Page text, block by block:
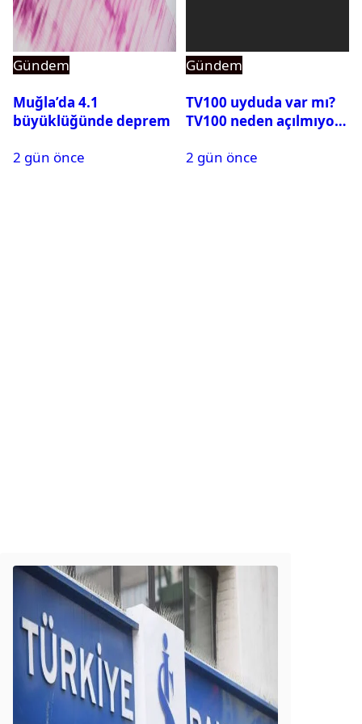
Gündem
Muğla’da 4.1
büyüklüğünde deprem
2 gün önce
Gündem
TV100 uyduda var mı?
TV100 neden açılmıyor?
2 gün önce